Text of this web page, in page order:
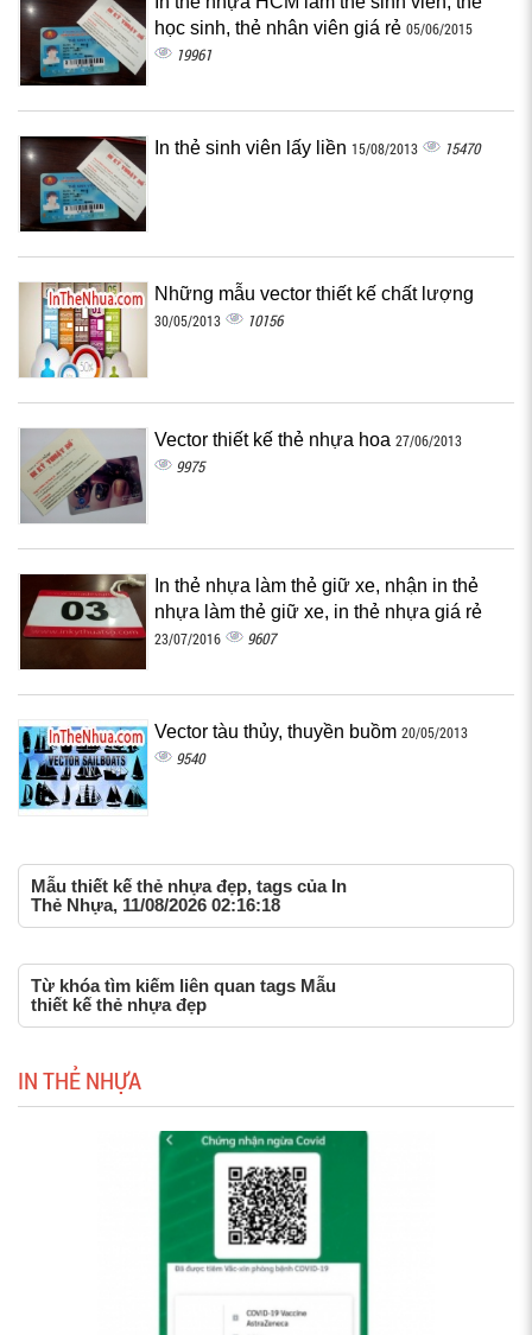
học sinh, thẻ nhân viên giá rẻ 05/06/2015
19961
In thẻ sinh viên lấy liền 15/08/2013 15470
Những mẫu vector thiết kế chất lượng
30/05/2013 10156
Vector thiết kế thẻ nhựa hoa 27/06/2013
9975
In thẻ nhựa làm thẻ giữ xe, nhận in thẻ
nhựa làm thẻ giữ xe, in thẻ nhựa giá rẻ
23/07/2016 9607
Vector tàu thủy, thuyền buồm 20/05/2013
9540
Mẫu thiết kế thẻ nhựa đẹp, tags của In
Thẻ Nhựa, 11/08/2026 02:16:18
Từ khóa tìm kiếm liên quan tags Mẫu
thiết kế thẻ nhựa đẹp
IN THẺ NHỰA